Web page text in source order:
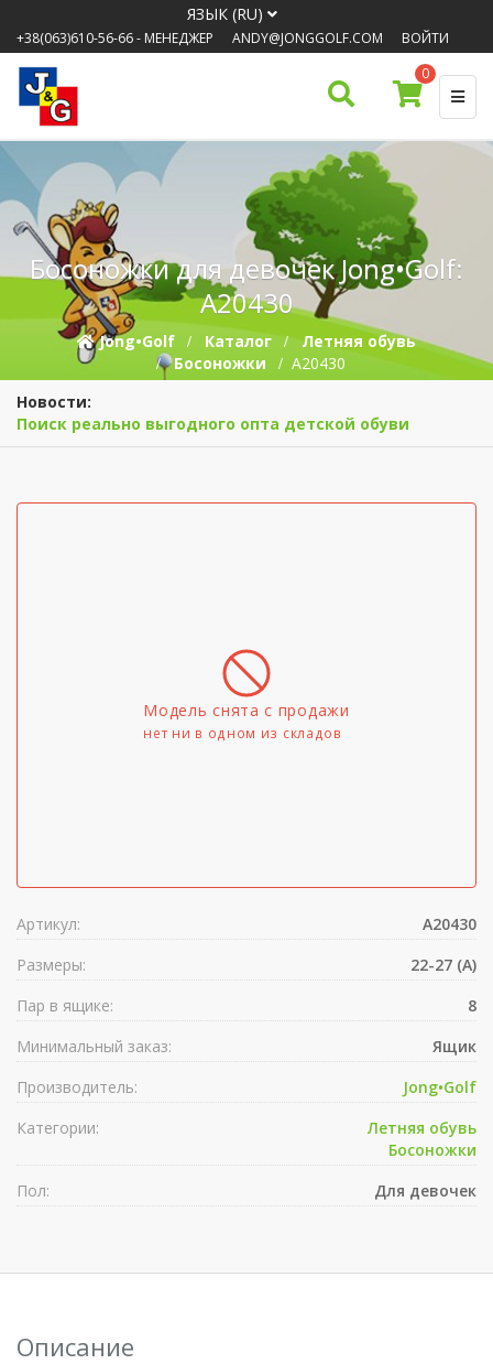
ЯЗЫК (RU)
+38(063)610-56-66- МЕНЕДЖЕР ANDY@JONGGOLF.COM
ВОЙТИ
0
Босоножки для девочек Jong•Golf:
A20430
Jong•Golf Каталог
Летняя обувь
Босоножки
A20430
Новости:
Поиск реально выгодного опта детской обуви
Модель снята с продажи
нет ни в одном из складов
Артикул:
A20430
Размеры:
22-27 (A)
Пар в ящике:
8
Минимальный заказ:
Ящик
Производитель:
Jong•Golf
Категории:
Летняя обувь
Босоножки
Пол:
Для девочек
Описание